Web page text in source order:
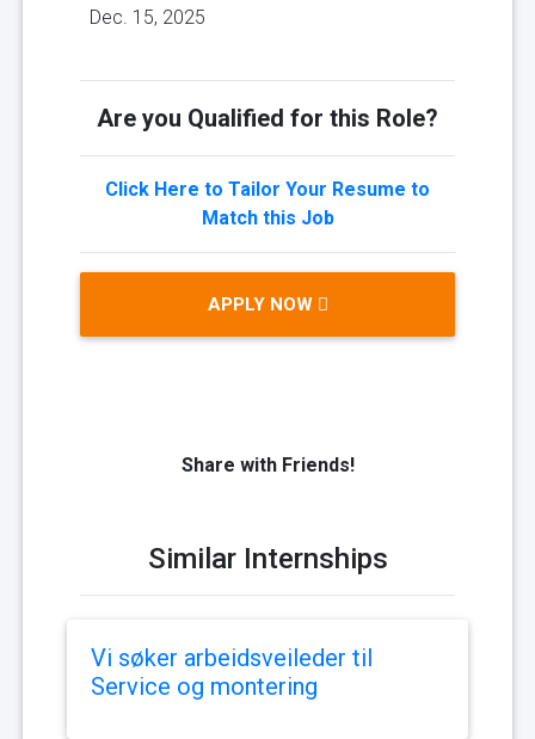
Dec. 15, 2025
Are you Qualified for this Role?
Click Here to Tailor Your Resume to
Match this Job
APPLY NOW
Share with Friends!
Similar Internships
Vi søker arbeidsveileder til
Service og montering